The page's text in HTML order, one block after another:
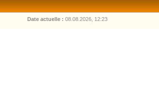
Date actuelle : 08.08.2026, 12:23